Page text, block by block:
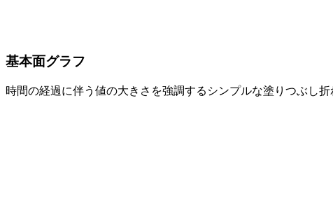
基本面グラフ
時間の経過に伴う値の大きさを強調するシンプルな塗りつぶし